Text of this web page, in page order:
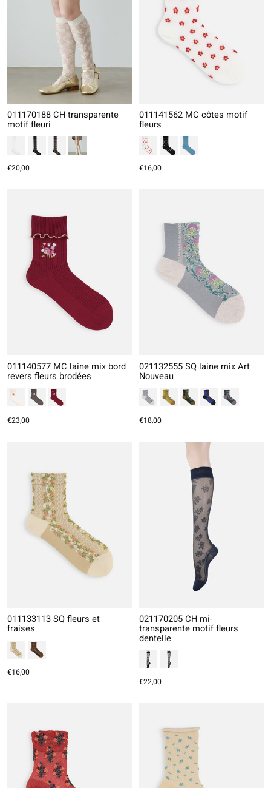
011170188 CH transparente
motif fleuri
€20,00
011141562 MC côtes motif
fleurs
€16,00
011140577 MC laine mix bord
revers fleurs brodées
€23,00
021132555 SQ laine mix Art
Nouveau
€18,00
011133113 SQ fleurs et
fraises
€16,00
021170205 CH mi-
transparente motif fleurs
dentelle
€22,00